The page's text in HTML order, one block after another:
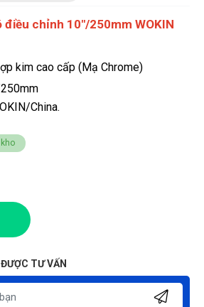
chỉnh 10"/250mm WOKIN
kim cao cấp (Mạ Chrome)
250mm
China.
TƯ VẤN